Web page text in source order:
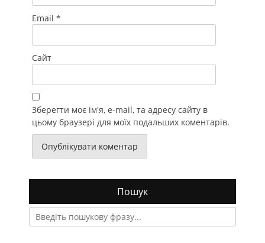
Email *
Сайт
Зберегти моє ім'я, e-mail, та адресу сайту в
цьому браузері для моїх подальших коментарів.
Пошук
Search
for: